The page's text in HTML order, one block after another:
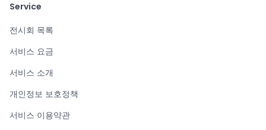
Service
전시회 목록
서비스 요금
서비스 소개
개인정보 보호정책
서비스 이용약관